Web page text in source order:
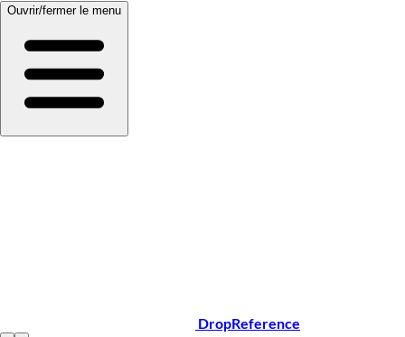
Ouvrir/fermer le menu
DropReference